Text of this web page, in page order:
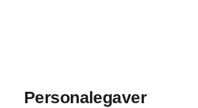
Personalegaver